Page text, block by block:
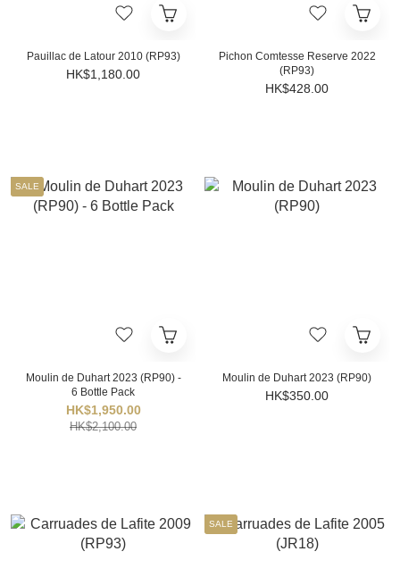
Pauillac de Latour 2010 (RP93)
HK$1,180.00
Pichon Comtesse Reserve 2022
(RP93)
HK$428.00
SALE
Moulin de Duhart 2023 (RP90) -
6 Bottle Pack
HK$1,950.00
HK$2,100.00
Moulin de Duhart 2023 (RP90)
HK$350.00
SALE